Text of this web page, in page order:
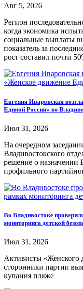
Авг 5, 2026
Регион
когда экономика
социальные выплаты
показатель за
рост составил почти
Евгения Иваровская
Единой России» во
Июл 31, 2026
На очередном
Владивостокского
решение о назначении
профильного
Во Владивостоке
мониторинга детской
Июл 31, 2026
Активисты «Женского
сторонники партии
купания пляже